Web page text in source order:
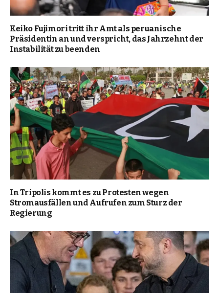
Keiko Fujimori tritt ihr Amt als peruanische
Präsidentin an und verspricht, das Jahrzehnt der
Instabilität zu beenden
In Tripolis kommt es zu Protesten wegen
Stromausfällen und Aufrufen zum Sturz der
Regierung